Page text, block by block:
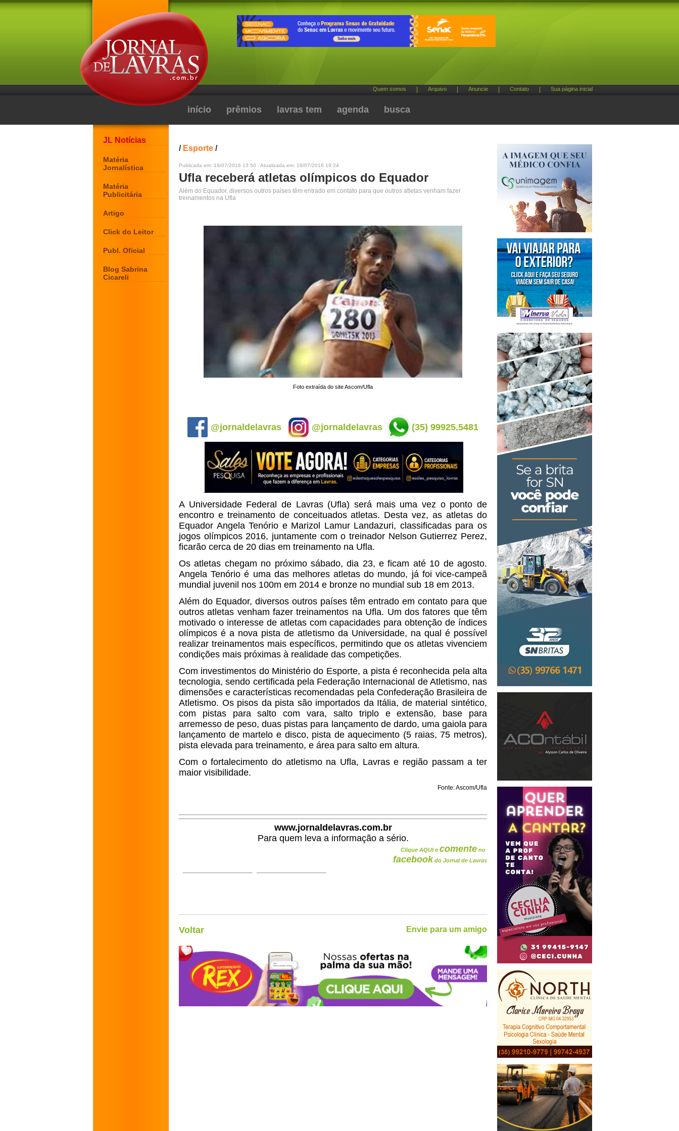
Quem somos Arquivo Anuncie Contato Sua página inicial
início prêmios lavras tem agenda busca
JL Notícias
Matéria
Jornalística
Matéria
Publicitária
Artigo
Click do Leitor
Publ. Oficial
Blog Sabrina
Cicareli
/ Esporte /
Publicada em: 19/07/2016 13:50 - Atualizada em: 19/07/2016 19:24
Ufla receberá atletas olímpicos do Equador
Além do Equador, diversos outros países têm entrado em contato para que outros atletas venham fazer
treinamentos na Ufla
Foto extraída do site Ascom/Ufla
@jornaldelavras @jornaldelavras (35) 99925.5481
A Universidade Federal de Lavras (Ufla) será mais uma vez o ponto de
encontro e treinamento de conceituados atletas. Desta vez, as atletas do
Equador Angela Tenório e Marizol Lamur Landazuri, classificadas para os
jogos olímpicos 2016, juntamente com o treinador Nelson Gutierrez Perez,
ficarão cerca de 20 dias em treinamento na Ufla.
Os atletas chegam no próximo sábado, dia 23, e ficam até 10 de agosto.
Angela Tenório é uma das melhores atletas do mundo, já foi vice-campeã
mundial juvenil nos 100m em 2014 e bronze no mundial sub 18 em 2013.
Além do Equador, diversos outros países têm entrado em contato para que
outros atletas venham fazer treinamentos na Ufla. Um dos fatores que têm
motivado o interesse de atletas com capacidades para obtenção de índices
olímpicos é a nova pista de atletismo da Universidade, na qual é possível
realizar treinamentos mais específicos, permitindo que os atletas vivenciem
condições mais próximas à realidade das competições.
Com investimentos do Ministério do Esporte, a pista é reconhecida pela alta
tecnologia, sendo certificada pela Federação Internacional de Atletismo, nas
dimensões e características recomendadas pela Confederação Brasileira de
Atletismo. Os pisos da pista são importados da Itália, de material sintético,
com pistas para salto com vara, salto triplo e extensão, base para
arremesso de peso, duas pistas para lançamento de dardo, uma gaiola para
lançamento de martelo e disco, pista de aquecimento (5 raias, 75 metros),
pista elevada para treinamento, e área para salto em altura.
Com o fortalecimento do atletismo na Ufla, Lavras e região passam a ter
maior visibilidade.
Fonte: Ascom/Ufla
www.jornaldelavras.com.br
Para quem leva a informação a sério.
Clique AQUI e comente no
facebook do Jornal de Lavras
Voltar Envie para um amigo